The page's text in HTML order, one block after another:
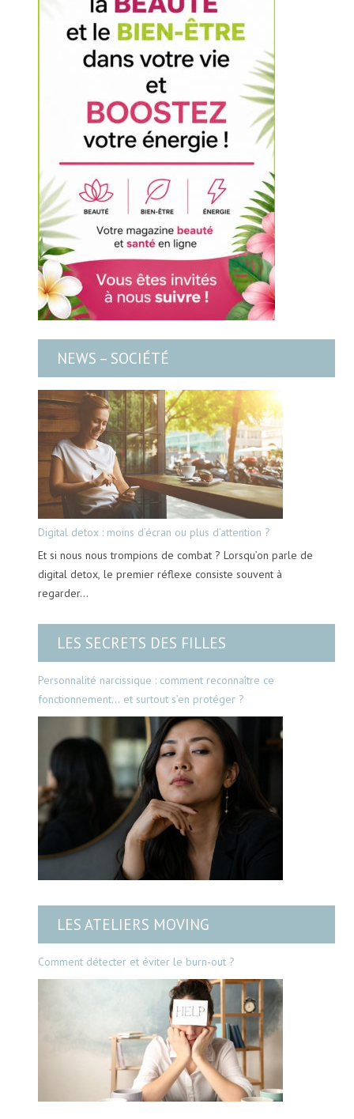
NEWS – SOCIÉTÉ
Digital detox : moins d’écran ou plus d’attention ?
Et si nous nous trompions de combat ? Lorsqu’on parle de
digital detox, le premier réflexe consiste souvent à
regarder…
LES SECRETS DES FILLES
Personnalité narcissique : comment reconnaître ce
fonctionnement… et surtout s’en protéger ?
LES ATELIERS MOVING
Comment détecter et éviter le burn-out ?